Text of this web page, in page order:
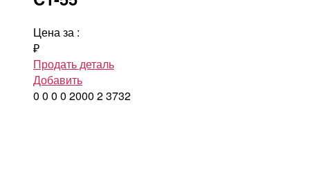
Цена за :
₽
Продать деталь
Добавить
0 0 0 0 2000 23732